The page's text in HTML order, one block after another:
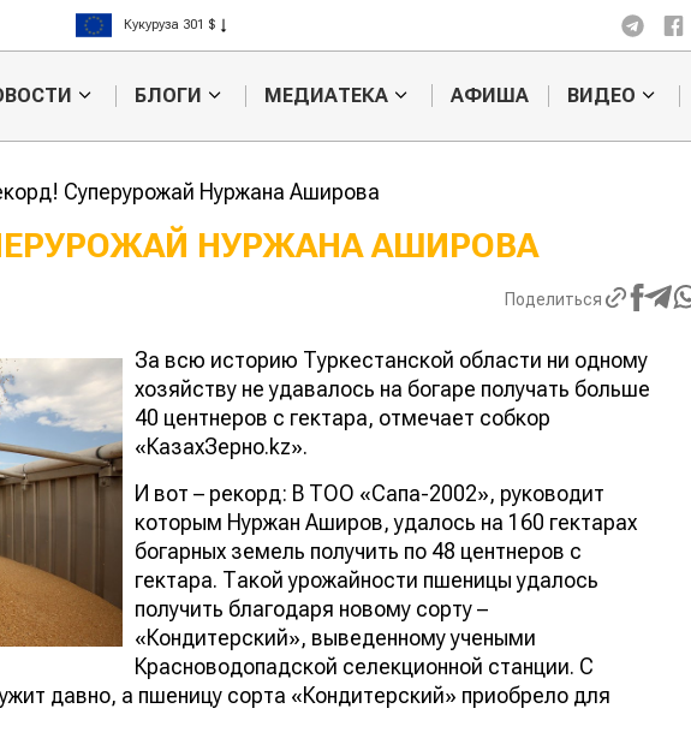
Рис 408 $
Пшеница 423 $
БЛОГИ МЕДИАТЕКА АФИША ВИДЕО
Суперурожай Нуржана Аширова
НУРЖАНА АШИРОВА
Поделиться
За всю историю Туркестанской области ни одному
хозяйству не удавалось на богаре получать больше
40 центнеров с гектара, отмечает собкор
«КазахЗерно.kz».
И вот – рекорд: В ТОО «Сапа-2002», руководит
которым Нуржан Аширов, удалось на 160 гектарах
богарных земель получить по 48 центнеров с
гектара. Такой урожайности пшеницы удалось
получить благодаря новому сорту –
«Кондитерский», выведенному учеными
Красноводопадской селекционной станции. С
давно, а пшеницу сорта «Кондитерский» приобрело для
Ученые нашли
способ повысить